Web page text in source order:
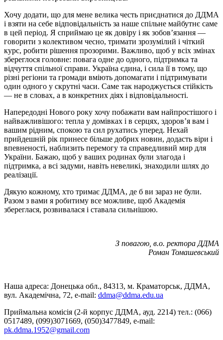
Хочу додати, що для мене велика честь приєднатися до ДДМА
і взяти на себе відповідальність за наше спільне майбутнє саме
в цей період. Я сприймаю це як довіру і як зобов’язання —
говорити з колективом чесно, тримати зрозумілий і чіткий
курс, робити рішення прозорими. Важливо, щоб у всіх змінах
збереглося головне: повага одне до одного, підтримка та
відчуття спільної справи. Україна єдина, і сила її в тому, що
різні регіони та громади вміють допомагати і підтримувати
один одного у скрутні часи. Саме так народжується стійкість
— не в словах, а в конкретних діях і відповідальності.
Напередодні Нового року хочу побажати вам найпростішого і
найважливішого: тепла у домівках і в серцях, здоров’я вам і
вашим рідним, спокою та сил рухатись уперед. Нехай
прийдешній рік принесе більше добрих новин, додасть віри і
впевненості, наблизить перемогу та справедливий мир для
України. Бажаю, щоб у ваших родинах були злагода і
підтримка, а всі задуми, навіть невеликі, знаходили шлях до
реалізації.
Дякую кожному, хто тримає ДДМА, де б ви зараз не були.
Разом з вами я робитиму все можливе, щоб Академія
збереглася, розвивалася і ставала сильнішою.
З повагою, в.о. ректора ДДМА
Роман Томашевський
Наша адреса: Донецька обл., 84313, м. Краматорськ, ДДМА,
вул. Академічна, 72, е-mail: ddma@ddma.edu.ua
Приймальна комісія (2-й корпус ДДМА, ауд. 2214) тел.: (066)
0517489, (099)3071669, (050)3477849, e-mail:
pk.ddma.1952@gmail.com